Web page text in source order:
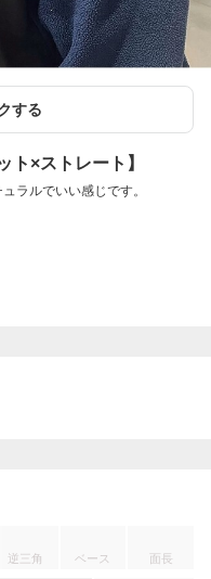
する
ト×ストレート】
ラルでいい感じです。
逆三角 ベース 面長